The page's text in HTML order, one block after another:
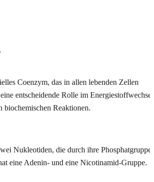
Coenzym, das in allen lebenden Zellen
entscheidende Rolle im Energiestoffwechsel
biochemischen Reaktionen.
Nukleotiden, die durch ihre
eine Adenin- und eine Nicotinamid-Gruppe.